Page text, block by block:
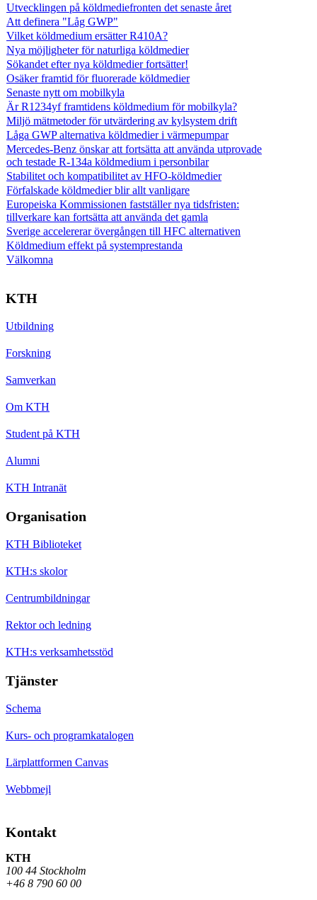
Utvecklingen på köldmediefronten det senaste året
Att definera "Låg GWP"
Vilket köldmedium ersätter R410A?
Nya möjligheter för naturliga köldmedier
Sökandet efter nya köldmedier fortsätter!
Osäker framtid för fluorerade köldmedier
Senaste nytt om mobilkyla
Är R1234yf framtidens köldmedium för mobilkyla?
Miljö mätmetoder för utvärdering av kylsystem drift
Låga GWP alternativa köldmedier i värmepumpar
Mercedes-Benz önskar att fortsätta att använda utprovade
och testade R-134a köldmedium i personbilar
Stabilitet och kompatibilitet av HFO-köldmedier
Förfalskade köldmedier blir allt vanligare
Europeiska Kommissionen fastställer nya tidsfristen:
tillverkare kan fortsätta att använda det gamla
Sverige accelererar övergången till HFC alternativen
Köldmedium effekt på systemprestanda
Välkomna
KTH
Utbildning
Forskning
Samverkan
Om KTH
Student på KTH
Alumni
KTH Intranät
Organisation
KTH Biblioteket
KTH:s skolor
Centrumbildningar
Rektor och ledning
KTH:s verksamhetsstöd
Tjänster
Schema
Kurs- och programkatalogen
Lärplattformen Canvas
Webbmejl
Kontakt
KTH
100 44 Stockholm
+46 8 790 60 00